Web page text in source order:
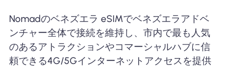
Nomadのベネズエラ eSIMでベネズエラアドベ
ンチャー全体で接続を維持し、市内で最も人気
のあるアトラクションやコマーシャルハブに信
頼できる4G/5Gインターネットアクセスを提供